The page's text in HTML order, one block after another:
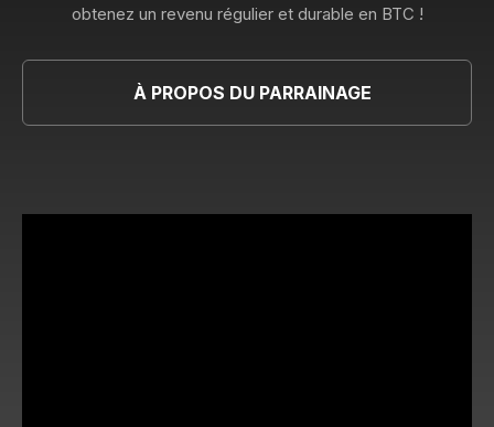
obtenez un revenu régulier et durable en BTC !
À PROPOS DU PARRAINAGE